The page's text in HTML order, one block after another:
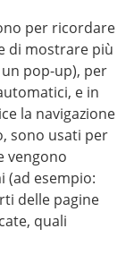
per ricordare
di mostrare più
pop-up), per
e in
la navigazione
sono usati per
vengono
(ad esempio:
delle pagine
quali